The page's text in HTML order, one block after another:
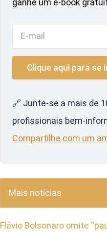
ganhe um e-book
🔗 Junte-se a mais de
profissionais bem-
Compartilhe com um
Mais notícias
Flávio Bolsonaro omite